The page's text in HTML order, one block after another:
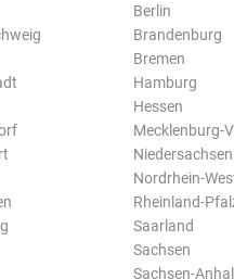
Berlin
Brandenburg
Bremen
Hamburg
Hessen
Mecklenburg-
Niedersachsen
Nordrhein-
Rheinland-
Saarland
Sachsen
Sachsen-